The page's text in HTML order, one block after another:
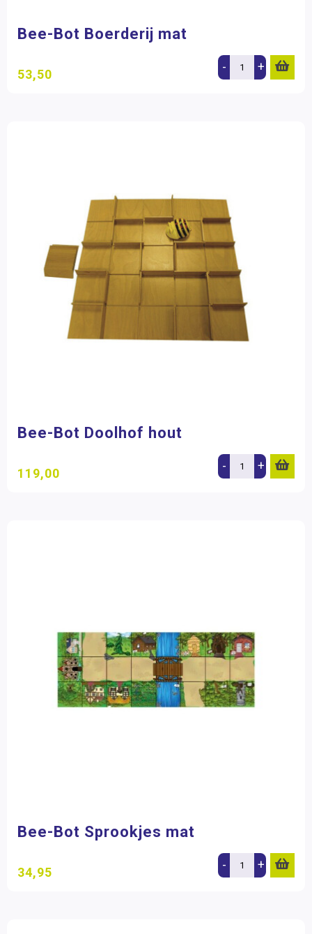
Bee-Bot Boerderij mat
53,50 - +
Bee-Bot Doolhof hout
119,00 - +
Bee-Bot Sprookjes mat
34,95 - +